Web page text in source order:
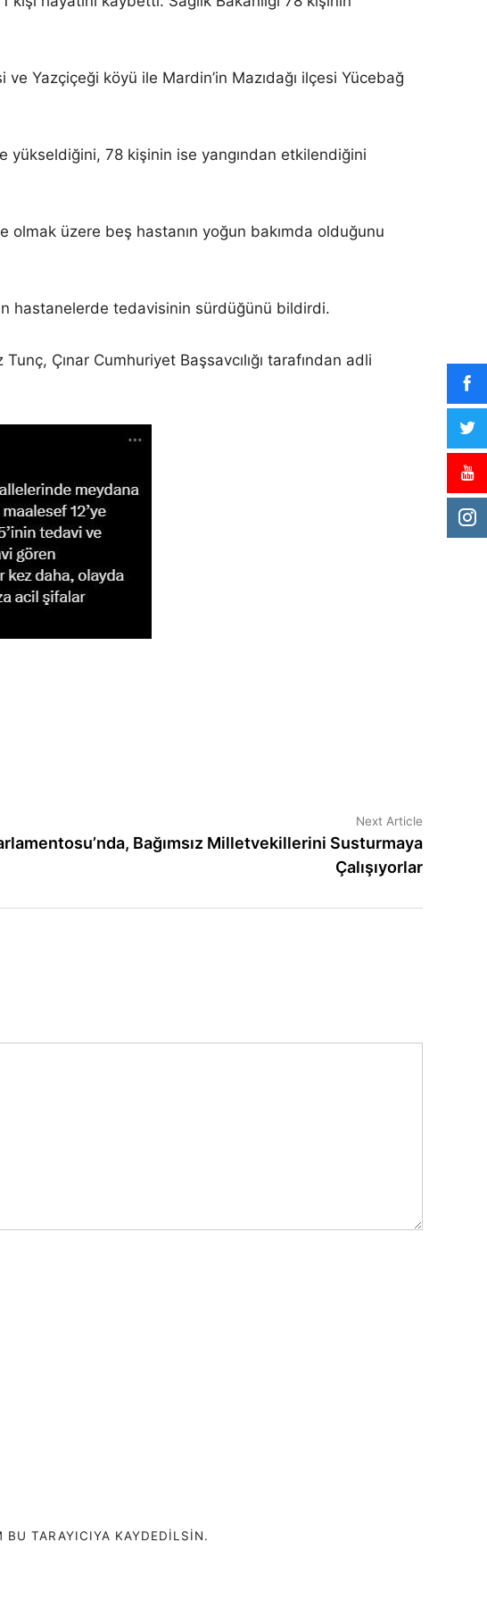
Yazçiçeği köyü ile Mardin’in Mazıdağı ilçesi Yücebağ
yükseldiğini, 78 kişinin ise yangından etkilendiğini
olmak üzere beş hastanın yoğun bakımda olduğunu
hastanelerde tedavisinin sürdüğünü bildirdi.
Çınar Cumhuriyet Başsavcılığı tarafından adli
Next Article
article:
Bağımsız Milletvekillerini Susturmaya
Çalışıyorlar
TARAYICIYA KAYDEDILSIN.